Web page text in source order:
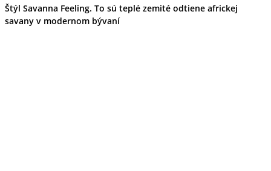
Štýl Savanna Feeling. To sú teplé zemité odtiene africkej
savany v modernom bývaní